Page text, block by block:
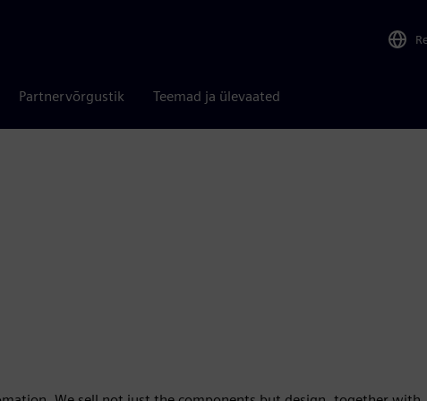
Partnervõrgustik Teemad ja ülevaated